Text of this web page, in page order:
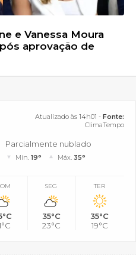
e Vanessa Moura
aprovação de
Atualizado às 14h01 - Fonte:
ClimaTempo
Parcialmente nublado
Mín.19° Máx. 35°
SEG
35°C
23°C
TER
35°C
19°C